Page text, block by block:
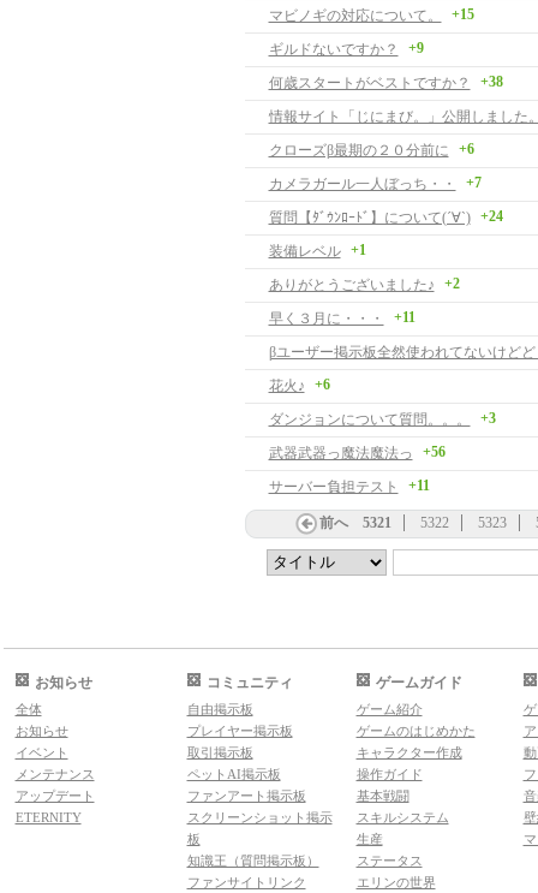
マビノギの対応について。
+15
ギルドないですか？ +9
何歳スタートがベストですか？ +38
情報サイト「じにまび。」公開しました
クローズβ最期の２０分前に
+6
カメラガール一人ぼっち・・ +7
質問【ﾀﾞｳﾝﾛｰﾄﾞ】について(´∀`) +24
装備レベル +1
ありがとうございました♪ +2
早く３月に・・・ +11
βユーザー掲示板全然使われてないけど
花火♪
+6
ダンジョンについて質問。。。 +3
武器武器っ魔法魔法っ +56
サーバー負担テスト +11
前へ 5321 5322 5323
お知らせ
全体
お知らせ
イベント
メンテナンス
アップデート
ETERNITY
コミュニティ
自由掲示板
プレイヤー掲示板
取引掲示板
ペットAI掲示板
ファンアート掲示板
スクリーンショット掲示
板
知識王（質問掲示板）
ファンサイトリンク
ゲームガイド
ゲーム紹介
ゲームのはじめかた
キャラクター作成
操作ガイド
基本戦闘
スキルシステム
生産
ステータス
エリンの世界